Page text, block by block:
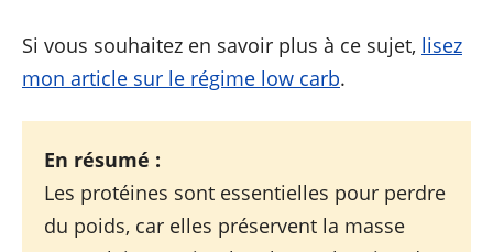
Si vous souhaitez en savoir plus à ce sujet, lisez
mon article sur le régime low carb.
En résumé :
Les protéines sont essentielles pour perdre
du poids, car elles préservent la masse